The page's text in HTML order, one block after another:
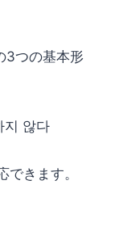
3つの基本形
지 않다
きます。